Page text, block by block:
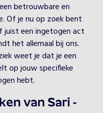
betrouwbare en
Of je nu op zoek bent
juist een ingetogen act
het allemaal bij ons.
weet je dat je een
op jouw specifieke
hebt.
van Sari -